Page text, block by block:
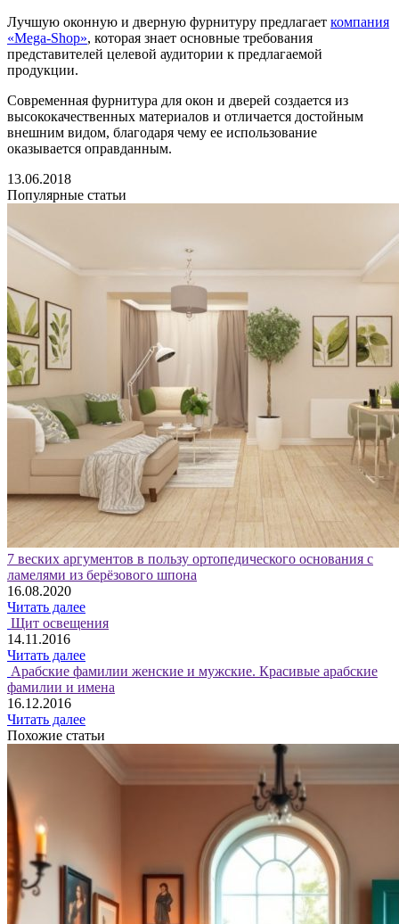
Лучшую оконную и дверную фурнитуру предлагает компания
«Mega-Shop», которая знает основные требования
представителей целевой аудитории к предлагаемой
продукции.
Современная фурнитура для окон и дверей создается из
высококачественных материалов и отличается достойным
внешним видом, благодаря чему ее использование
оказывается оправданным.
13.06.2018
Популярные статьи
7 веских аргументов в пользу ортопедического основания с
ламелями из берёзового шпона
16.08.2020
Читать далее
Щит освещения
14.11.2016
Читать далее
Арабские фамилии женские и мужские. Красивые арабские
фамилии и имена
16.12.2016
Читать далее
Похожие статьи